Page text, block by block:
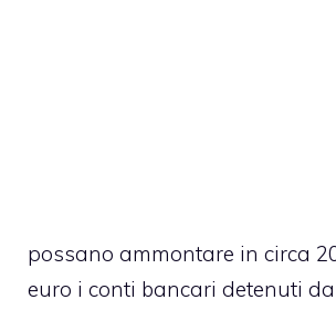
possano ammontare in circa
euro i conti bancari detenuti